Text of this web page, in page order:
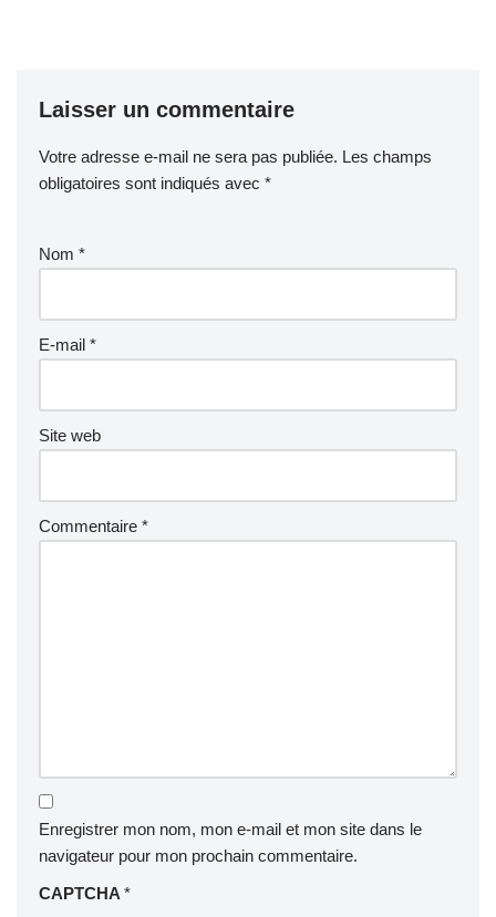
Laisser un commentaire
Votre adresse e-mail ne sera pas publiée. Les champs
obligatoires sont indiqués avec *
Nom *
E-mail *
Site web
Commentaire *
Enregistrer mon nom, mon e-mail et mon site dans le
navigateur pour mon prochain commentaire.
CAPTCHA *